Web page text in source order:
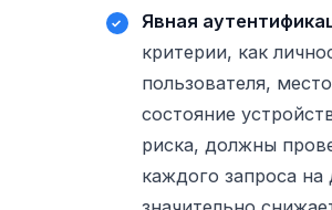
Явная
критерии, как
пользователя,
состояние
риска, должны
каждого запроса на